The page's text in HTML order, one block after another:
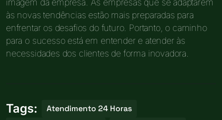
às novas tendências estão mais preparadas para
enfrentar os desafios do futuro. Portanto, o caminho
para o sucesso está em entender e atender às
necessidades dos clientes de forma inovadora.
Tags:
Atendimento 24 Horas